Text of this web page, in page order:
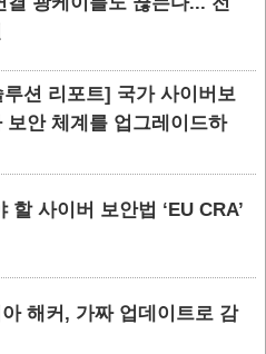
루션 리포트] 국가 사이버보
안 체계를 업그레이드하
사이버 보안법 ‘EU CRA’
해커, 가짜 업데이트로 감